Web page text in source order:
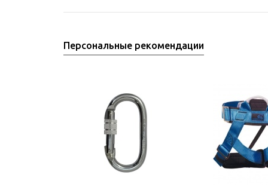
Персональные рекомендации